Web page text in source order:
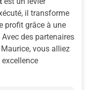
il transforme
profit grâce à une
des partenaires
Maurice, vous alliez